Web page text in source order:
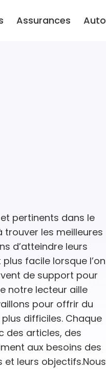
Assurances Auto
pertinents dans le
les meilleures
d’atteindre leurs
facile lorsque l’on
de support pour
notre lecteur aille
pour offrir du
difficiles. Chaque
des articles, des
aux besoins des
leurs objectifs.Nous